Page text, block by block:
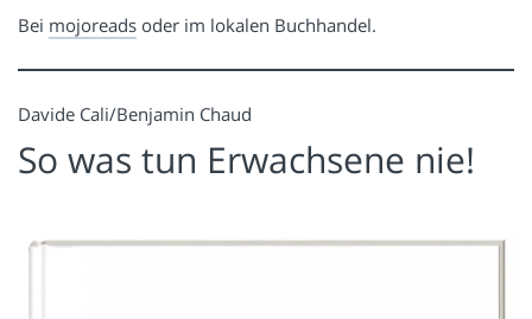
Bei mojoreads oder im lokalen Buchhandel.
Davide Cali/Benjamin Chaud
So was tun Erwachsene nie!